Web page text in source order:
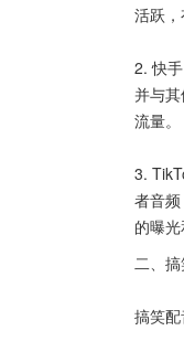
活跃
2. 快
并与
流量。
3.
者音
的曝光
二、
搞笑配